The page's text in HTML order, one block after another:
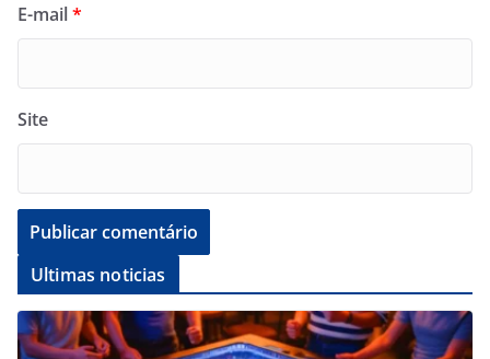
E-mail*
Site
Ultimas noticias